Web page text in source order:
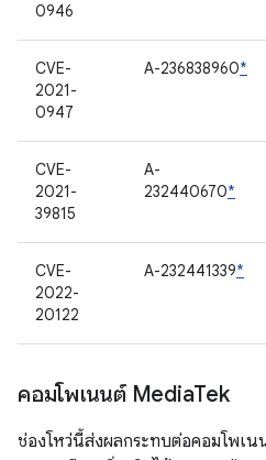
0946
CVE-
2021-
0947
A-236838960*
CVE-
2021-
39815
A-
232440670*
CVE-
2022-
20122
A-232441339*
คอมโพเนนต์ MediaTek
ช่องโหว่นี้ส่งผลกระทบต่อคอมโพเ